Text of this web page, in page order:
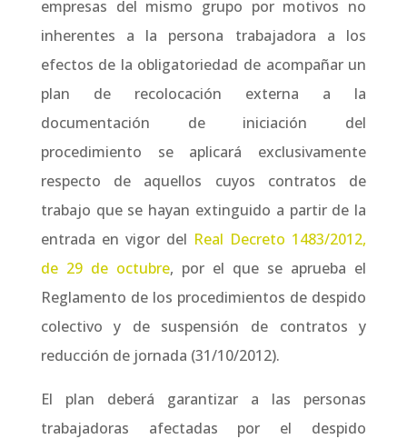
empresas del mismo grupo por motivos no
inherentes a la persona trabajadora a los
efectos de la obligatoriedad de acompañar un
plan de recolocación externa a la
documentación de iniciación del
procedimiento se aplicará exclusivamente
respecto de aquellos cuyos contratos de
trabajo que se hayan extinguido a partir de la
entrada en vigor del Real Decreto 1483/2012,
de 29 de octubre, por el que se aprueba el
Reglamento de los procedimientos de despido
colectivo y de suspensión de contratos y
reducción de jornada (31/10/2012).
El plan deberá garantizar a las personas
trabajadoras afectadas por el despido